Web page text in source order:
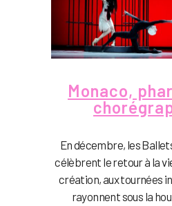
Monaco,
En décembre, les
célèbrent le retour à la
création, aux tournées
rayonnent sous la